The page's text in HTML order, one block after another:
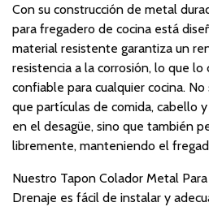
Con su construcción de metal
para fregadero de cocina está
material resistente garantiza un
resistencia a la corrosión, lo que
confiable para cualquier cocina.
que partículas de comida, cabello
en el desagüe, sino que también
libremente, manteniendo el
Nuestro Tapon Colador Metal
Drenaje es fácil de instalar y